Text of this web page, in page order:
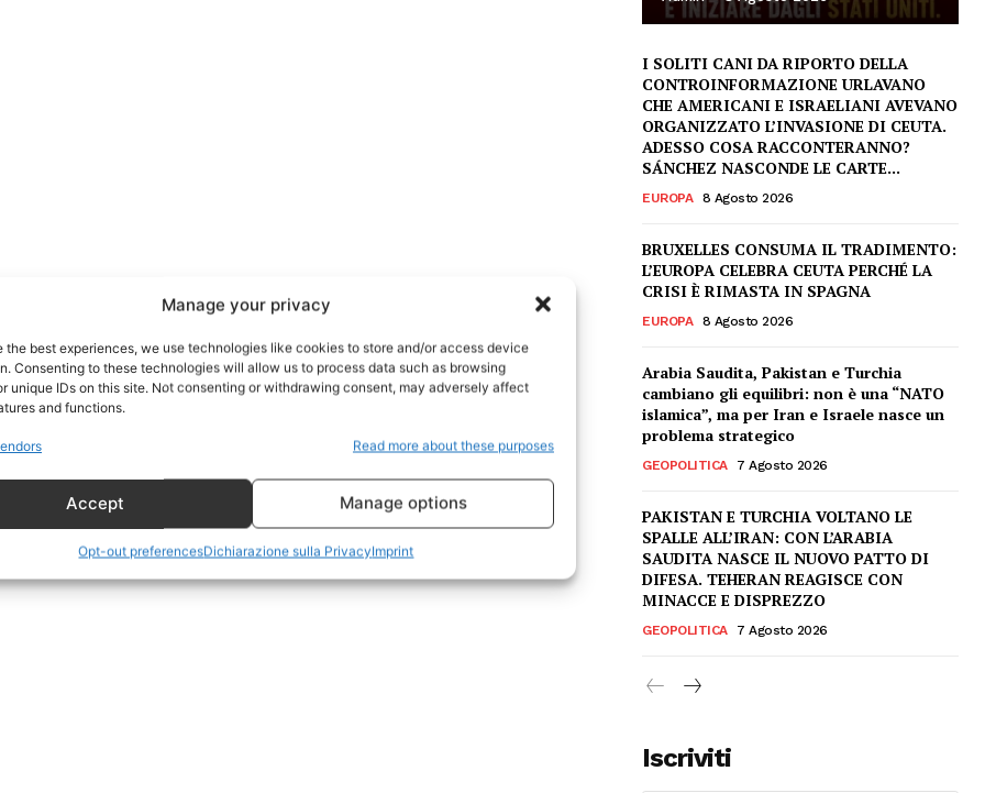
Manage your privacy
the best experiences, we use technologies like cookies to store and/or access device
Consenting to these technologies will allow us to process data such as browsing
unique IDs on this site. Not consenting or withdrawing consent, may adversely affect
and functions.
Read more about these purposes
Accept Manage options
Opt-out preferencesDichiarazione sulla PrivacyImprint
Geopolitica
I SOLITI CANI DA RIPORTO DELLA
CONTROINFORMAZIONE URLAVANO
CHE AMERICANI E ISRAELIANI AVEVANO
ORGANIZZATO L’INVASIONE DI CEUTA.
ADESSO COSA RACCONTERANNO?
SÁNCHEZ NASCONDE LE CARTE...
EUROPA 8 Agosto 2026
BRUXELLES CONSUMA IL TRADIMENTO:
L’EUROPA CELEBRA CEUTA PERCHÉ LA
CRISI È RIMASTA IN SPAGNA
EUROPA 8 Agosto 2026
Arabia Saudita, Pakistan e Turchia
cambiano gli equilibri: non è una “NATO
islamica”, ma per Iran e Israele nasce un
problema strategico
GEOPOLITICA 7 Agosto 2026
PAKISTAN E TURCHIA VOLTANO LE
SPALLE ALL’IRAN: CON L’ARABIA
SAUDITA NASCE IL NUOVO PATTO DI
DIFESA. TEHERAN REAGISCE CON
MINACCE E DISPREZZO
GEOPOLITICA 7 Agosto 2026
Iscriviti